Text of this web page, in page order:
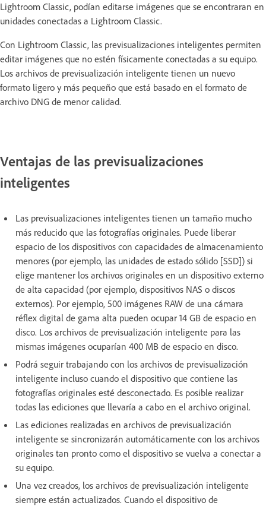
Lightroom Classic, podían editarse imágenes que se encontraran en
unidades conectadas a Lightroom Classic.
Con Lightroom Classic, las previsualizaciones inteligentes permiten
editar imágenes que no estén físicamente conectadas a su equipo.
Los archivos de previsualización inteligente tienen un nuevo
formato ligero y más pequeño que está basado en el formato de
archivo DNG de menor calidad.
Ventajas de las previsualizaciones
inteligentes
Las previsualizaciones inteligentes tienen un tamaño mucho
más reducido que las fotografías originales. Puede liberar
espacio de los dispositivos con capacidades de almacenamiento
menores (por ejemplo, las unidades de estado sólido [SSD]) si
elige mantener los archivos originales en un dispositivo externo
de alta capacidad (por ejemplo, dispositivos NAS o discos
externos). Por ejemplo, 500 imágenes RAW de una cámara
réflex digital de gama alta pueden ocupar 14 GB de espacio en
disco. Los archivos de previsualización inteligente para las
mismas imágenes ocuparían 400 MB de espacio en disco.
Podrá seguir trabajando con los archivos de previsualización
inteligente incluso cuando el dispositivo que contiene las
fotografías originales esté desconectado. Es posible realizar
todas las ediciones que llevaría a cabo en el archivo original.
Las ediciones realizadas en archivos de previsualización
inteligente se sincronizarán automáticamente con los archivos
originales tan pronto como el dispositivo se vuelva a conectar a
su equipo.
Una vez creados, los archivos de previsualización inteligente
siempre están actualizados. Cuando el dispositivo de